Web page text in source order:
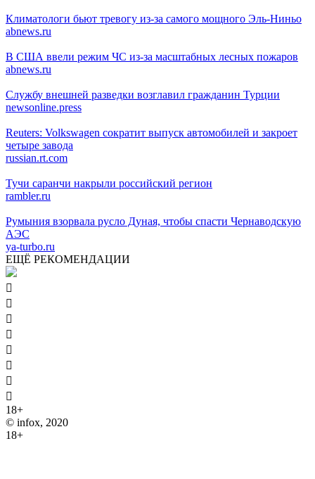
Климатологи бьют тревогу из-за самого мощного Эль-Ниньо
abnews.ru
В США ввели режим ЧС из-за масштабных лесных пожаров
abnews.ru
Службу внешней разведки возглавил гражданин Турции
newsonline.press
Reuters: Volkswagen сократит выпуск автомобилей и закроет
четыре завода
russian.rt.com
Тучи саранчи накрыли российский регион
rambler.ru
Румыния взорвала русло Дуная, чтобы спасти Чернаводскую
АЭС
ya-turbo.ru
ЕЩЁ РЕКОМЕНДАЦИИ








18+
© infox, 2020
18+